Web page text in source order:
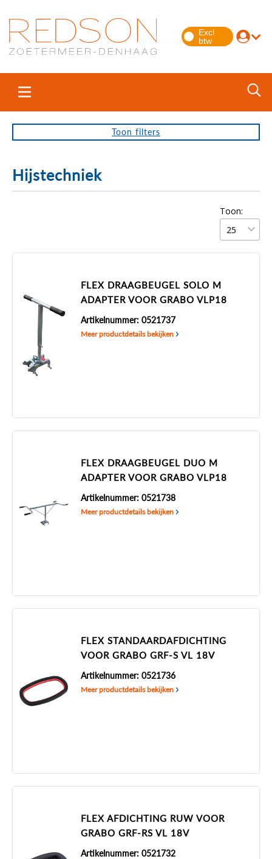
Toon filters
Hijstechniek
Toon:
FLEX DRAAGBEUGEL SOLO M
ADAPTER VOOR GRABO VLP18
Artikelnummer: 0521737
Meer productdetails bekijken
FLEX DRAAGBEUGEL DUO M
ADAPTER VOOR GRABO VLP18
Artikelnummer: 0521738
Meer productdetails bekijken
FLEX STANDAARDAFDICHTING
VOOR GRABO GRF-S VL 18V
Artikelnummer: 0521736
Meer productdetails bekijken
FLEX AFDICHTING RUW VOOR
GRABO GRF-RS VL 18V
Artikelnummer: 0521732